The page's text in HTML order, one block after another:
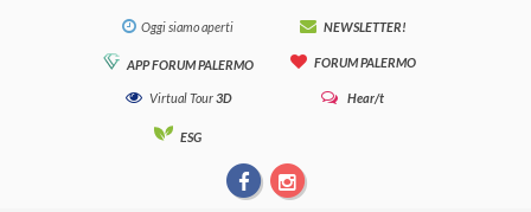
Oggi siamo aperti NEWSLETTER!
APP FORUM PALERMO FORUM PALERMO
Virtual Tour3D Hear/t
ESG